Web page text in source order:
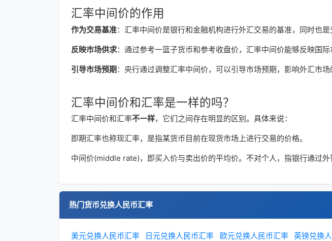
汇率中间价的作用
作为交易基准：汇率中间价是银行和金融机构进行外汇交易的基准，同时也是
反映市场供求：通过参考一篮子货币和参考收盘价，汇率中间价能够反映国
引导市场预期：央行通过调整汇率中间价，可以引导市场预期，影响外汇市场
汇率中间价和汇率是一样的吗？
汇率中间价和汇率不一样，它们之间存在明显的区别。具体来说：
即期汇率也称现汇率，是指某货币目前在现货市场上进行交易的价格。
中间价(middle rate)，即买入价与卖出价的平均价。不对个人，指银行通过
热门货币兑换人民币汇率
美元兑换人民币汇率 日元兑换人民币汇率 欧元兑换人民币汇率 英镑兑换